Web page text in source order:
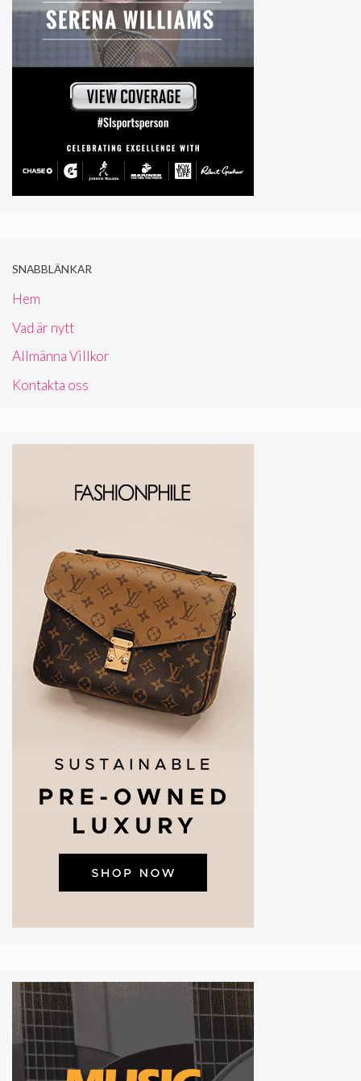
SNABBLÄNKAR
Hem
Vad är nytt
Allmänna Villkor
Kontakta oss